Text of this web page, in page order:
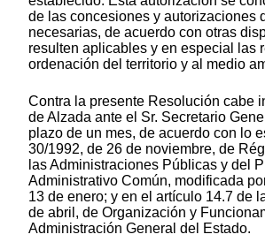
de las concesiones y autorizaciones
necesarias, de acuerdo con otras
resulten aplicables y en especial las
ordenación del territorio y al medio
Contra la presente Resolución cabe
de Alzada ante el Sr. Secretario
plazo de un mes, de acuerdo con lo
30/1992, de 26 de noviembre, de
las Administraciones Públicas y del
Administrativo Común, modificada
13 de enero; y en el artículo 14.7 de
de abril, de Organización y
Administración General del Estado.